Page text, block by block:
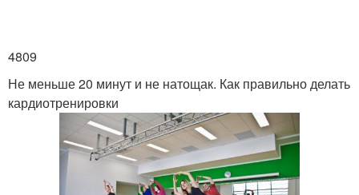
4809
Не меньше 20 минут и не натощак. Как правильно делать
кардиотренировки